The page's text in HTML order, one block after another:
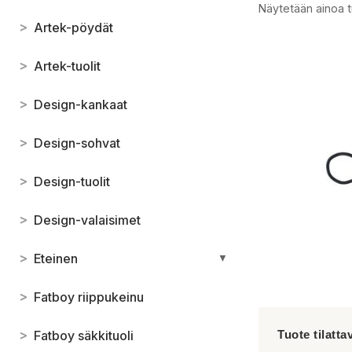
> Artek-pöydät
> Artek-tuolit
> Design-kankaat
> Design-sohvat
> Design-tuolit
> Design-valaisimet
> Eteinen ▼
> Fatboy riippukeinu
> Fatboy säkkituoli
Näytetään ainoa